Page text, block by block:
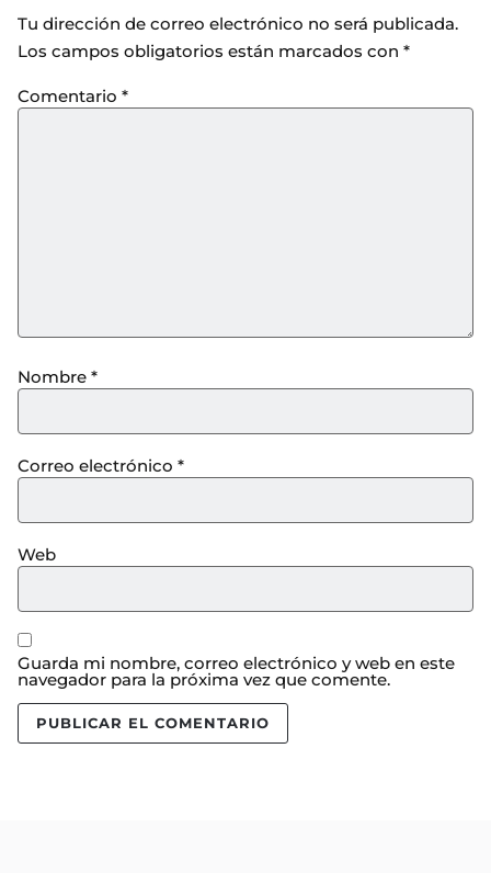
Tu dirección de correo electrónico no será publicada.
Los campos obligatorios están marcados con *
Comentario *
Nombre *
Correo electrónico *
Web
Guarda mi nombre, correo electrónico y web en este
navegador para la próxima vez que comente.